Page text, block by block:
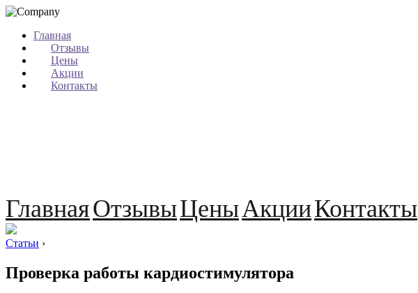
Главная
Отзывы
Цены
Акции
Контакты
ГлавнаяОтзывыЦеныАкцииКонтакты
Статьи ›
Проверка работы кардиостимулятора